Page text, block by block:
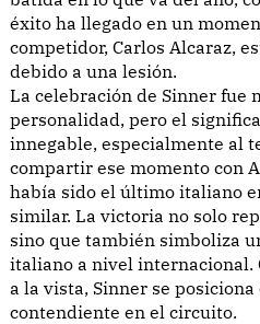
éxito ha llegado en un
competidor, Carlos Alcaraz,
debido a una lesión.
La celebración de Sinner fue
personalidad, pero el
innegable, especialmente al
compartir ese momento con
había sido el último italiano
similar. La victoria no solo
sino que también simboliza
italiano a nivel internacional.
a la vista, Sinner se
contendiente en el circuito.